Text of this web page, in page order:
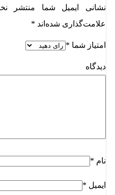
نشانی ایمیل شما منتشر
علامت‌گذاری شده‌اند *
امتیاز شما *
نام *
ایمیل *